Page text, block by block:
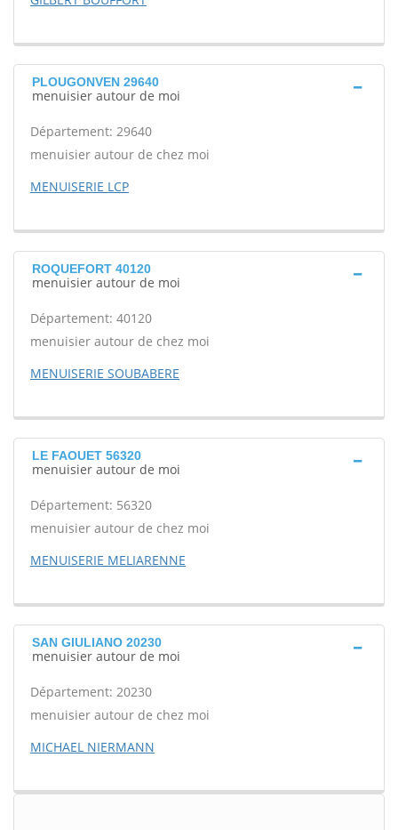
PLOUGONVEN 29640
menuisier autour de moi
Département: 29640
menuisier autour de chez moi
MENUISERIE LCP
ROQUEFORT 40120
menuisier autour de moi
Département: 40120
menuisier autour de chez moi
MENUISERIE SOUBABERE
LE FAOUET 56320
menuisier autour de moi
Département: 56320
menuisier autour de chez moi
MENUISERIE MELIARENNE
SAN GIULIANO 20230
menuisier autour de moi
Département: 20230
menuisier autour de chez moi
MICHAEL NIERMANN